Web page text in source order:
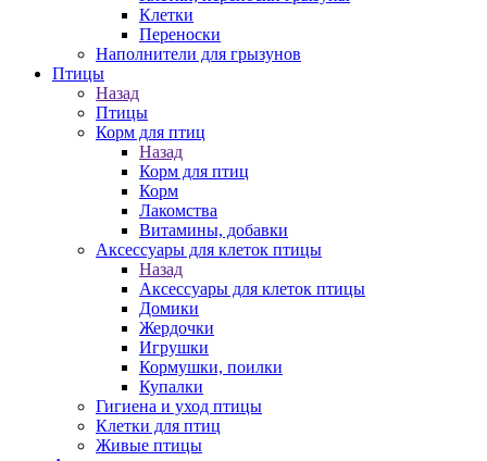
Клетки
Переноски
Наполнители для грызунов
Птицы
Назад
Птицы
Корм для птиц
Назад
Корм для птиц
Корм
Лакомства
Витамины, добавки
Аксессуары для клеток птицы
Назад
Аксессуары для клеток птицы
Домики
Жердочки
Игрушки
Кормушки, поилки
Купалки
Гигиена и уход птицы
Клетки для птиц
Живые птицы